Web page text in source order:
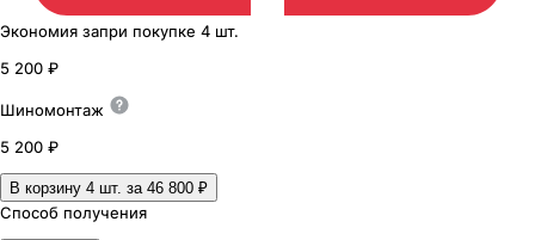
Экономия запри покупке 4 шт.
5 200 ₽
Шиномонтаж
5 200 ₽
В корзину 4 шт. за 46 800 ₽
Способ получения